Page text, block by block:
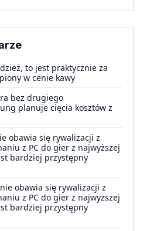
to jest praktycznie za
w cenie kawy
bez drugiego
planuje cięcia kosztów z
obawia się rywalizacji z
z PC do gier z najwyższej
bardziej przystępny
obawia się rywalizacji z
z PC do gier z najwyższej
bardziej przystępny